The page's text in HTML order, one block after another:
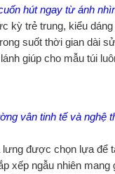
hút ngay từ ánh
kỳ trẻ trung, kiểu
suốt thời gian dài
giúp cho mẫu túi
vân tinh tế và nghệ
được chọn lựa để
ngẫu nhiên